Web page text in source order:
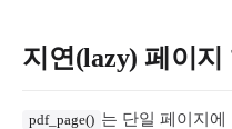
지연(lazy) 페이지
pdf_page() 는 단일 페이지에